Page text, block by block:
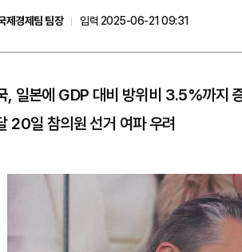
제경제팀 팀장
입력 2025-06-21 09:31
, 일본에 GDP 대비 방위비 3.5%까지
20일 참의원 선거 여파 우려